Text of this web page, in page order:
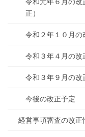
令和元年６月の改
正）
令和２年１０月の
令和３年４月の改
令和３年９月の改
今後の改正予定
経営事項審査の改正